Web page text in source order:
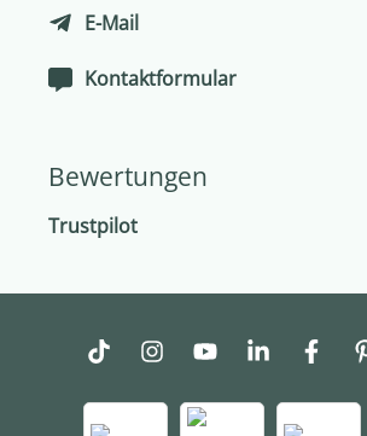
E-Mail
Kontaktformular
Bewertungen
Trustpilot